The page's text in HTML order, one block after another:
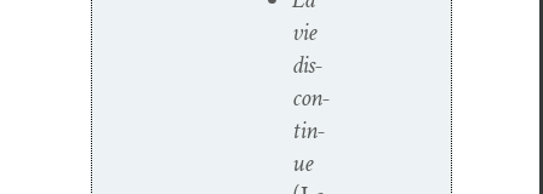
vie
dis­
con­
tin­
ue